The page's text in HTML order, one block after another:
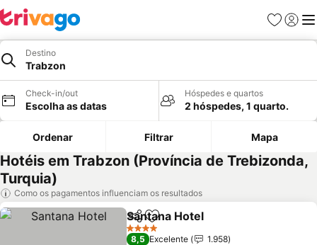
Favoritos
Iniciar
Destino
Trabzon
Check-in/out
Escolha as datas
Hóspedes e quartos
2 hóspedes, 1 quarto.
Ordenar Filtrar Mapa
Hotéis em Trabzon (Província de Trebizonda,
Turquia)
Como os pagamentos influenciam os resultados
PartilharAdicionar aos favoritos
Santana Hotel
4 Estrelas
8,5 Excelente
1.958